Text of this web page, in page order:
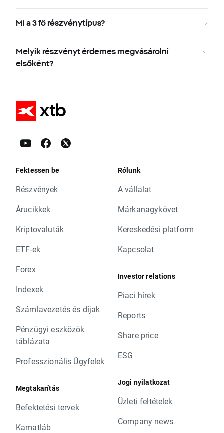
Mi a 3 fő részvénytípus?
Melyik részvényt érdemes megvásárolni
elsőként?
Fektessen be
Részvények
Árucikkek
Kriptovaluták
ETF-ek
Forex
Indexek
Számlavezetés és díjak
Pénzügyi eszközök
táblázata
Professzionális Ügyfelek
Megtakarítás
Befektetési tervek
Kamatláb
Rólunk
A vállalat
Márkanagykövet
Kereskedési platform
Kapcsolat
Investor relations
Piaci hírek
Reports
Share price
ESG
Jogi nyilatkozat
Üzleti feltételek
Company news